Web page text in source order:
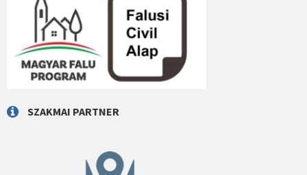
SZAKMAI PARTNER